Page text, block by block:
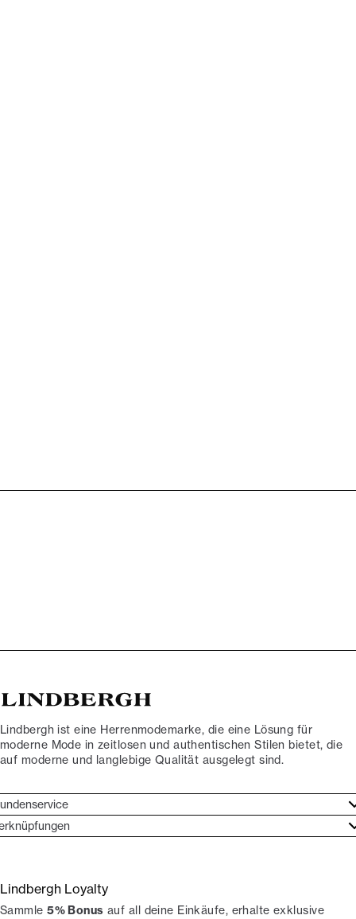
Lindbergh ist eine Herrenmodemarke, die eine Lösung für
moderne Mode in zeitlosen und authentischen Stilen bietet, die
auf moderne und langlebige Qualität ausgelegt sind.
widerrufen
Lindbergh-Botschafter
Lindbergh Loyalty
Sammle5% Bonus auf all deine Einkäufe, erhalte exklusive